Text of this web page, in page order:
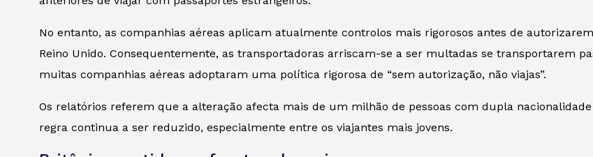
No entanto, as companhias aéreas aplicam atualmente controlos mais rigorosos antes de
Reino Unido. Consequentemente, as transportadoras arriscam-se a ser multadas se transportarem
muitas companhias aéreas adoptaram uma política rigorosa de “sem autorização, não viajas”.
Os relatórios referem que a alteração afecta mais de um milhão de pessoas com dupla
regra continua a ser reduzido, especialmente entre os viajantes mais jovens.